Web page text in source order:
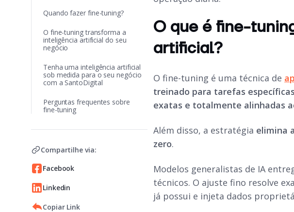
Quando fazer fine-tuning?
O fine-tuning transforma a
inteligência artificial do seu
negócio
Tenha uma inteligência artificial
sob medida para o seu negócio
com a SantoDigital
Perguntas frequentes sobre
fine-tuning
Compartilhe via:
Facebook
Linkedin
Copiar Link
O que é fine-
artificial?
O fine-tuning é uma técnica de
treinado para tarefas
exatas e totalmente alinhadas
Além disso, a estratégia elimina
zero.
Modelos generalistas de IA
técnicos. O ajuste fino resolve
já possui e injeta dados